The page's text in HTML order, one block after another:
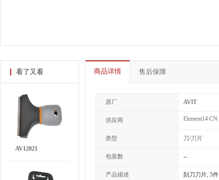
看了又看
AV12021
商品详情 售后保障
原厂 AVIT
供应商 Element14 CN
类型 刀/刀片
包装数 --
产品描述 刮刀刀片, 5件